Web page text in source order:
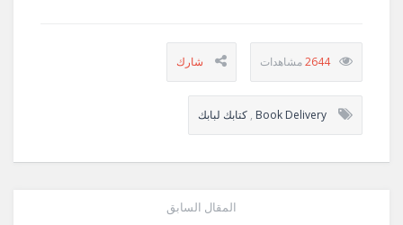
2644
Book Delivery
, كتابك لبابك
المقال السابق